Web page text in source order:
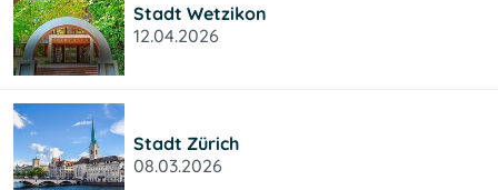
Stadt Wetzikon
12.04.2026
Stadt Zürich
08.03.2026